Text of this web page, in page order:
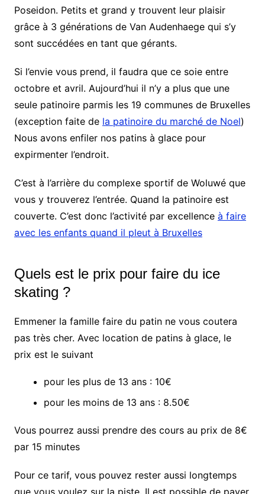
Poseidon. Petits et grand y trouvent leur plaisir
grâce à 3 générations de Van Audenhaege qui s’y
sont succédées en tant que gérants.
Si l’envie vous prend, il faudra que ce soie entre
octobre et avril. Aujourd’hui il n’y a plus que une
seule patinoire parmis les 19 communes de Bruxelles
(exception faite de la patinoire du marché de Noel)
Nous avons enfiler nos patins à glace pour
expirmenter l’endroit.
C’est à l’arrière du complexe sportif de Woluwé que
vous y trouverez l’entrée. Quand la patinoire est
couverte. C’est donc l’activité par excellence à faire
avec les enfants quand il pleut à Bruxelles
Quels est le prix pour faire du ice
skating ?
Emmener la famille faire du patin ne vous coutera
pas très cher. Avec location de patins à glace, le
prix est le suivant
pour les plus de 13 ans : 10€
pour les moins de 13 ans : 8.50€
Vous pourrez aussi prendre des cours au prix de 8€
par 15 minutes
Pour ce tarif, vous pouvez rester aussi longtemps
que vous voulez sur la piste. Il est possible de payer